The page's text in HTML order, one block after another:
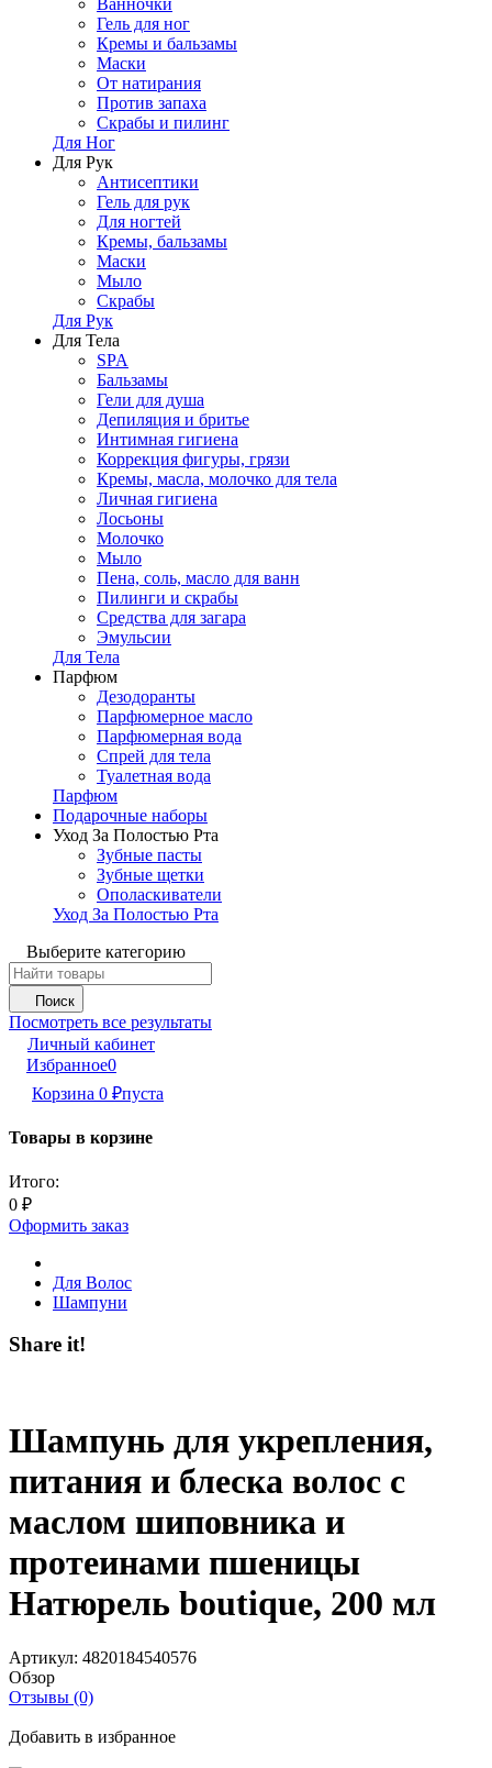
Ванночки
Гель для ног
Кремы и бальзамы
Маски
От натирания
Против запаха
Скрабы и пилинг
Для Ног
Для Рук
Антисептики
Гель для рук
Для ногтей
Кремы, бальзамы
Маски
Мыло
Скрабы
Для Рук
Для Тела
SPA
Бальзамы
Гели для душа
Депиляция и бритье
Интимная гигиена
Коррекция фигуры, грязи
Кремы, масла, молочко для тела
Личная гигиена
Лосьоны
Молочко
Мыло
Пена, соль, масло для ванн
Пилинги и скрабы
Средства для загара
Эмульсии
Для Тела
Парфюм
Дезодоранты
Парфюмерное масло
Парфюмерная вода
Спрей для тела
Туалетная вода
Парфюм
Подарочные наборы
Уход За Полостью Рта
Зубные пасты
Зубные щетки
Ополаскиватели
Уход За Полостью Рта
Выберите категорию
Поиск
Посмотреть все результаты
Личный кабинет
Избранное0
Корзина 0 ₽пуста
Товары в корзине
Итого:
0 ₽
Оформить заказ
Для Волос
Шампуни
Share it!
Шампунь для укрепления,
питания и блеска волос с
маслом шиповника и
протеинами пшеницы
Натюрель boutique, 200 мл
Артикул: 4820184540576
Обзор
Отзывы (0)
Добавить в избранное